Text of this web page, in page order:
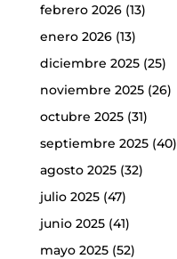
febrero 2026(13)
enero 2026(13)
diciembre 2025(25)
noviembre 2025(26)
octubre 2025(31)
septiembre 2025(40)
agosto 2025(32)
julio 2025(47)
junio 2025(41)
mayo 2025(52)